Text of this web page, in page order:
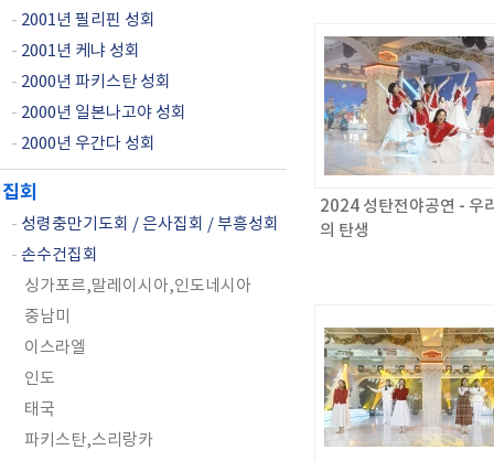
- 2001년 필리핀 성회
- 2001년 케냐 성회
- 2000년 파키스탄 성회
- 2000년 일본나고야 성회
- 2000년 우간다 성회
집회
- 성령충만기도회 / 은사집회 / 부흥성회
- 손수건집회
싱가포르,말레이시아,인도네시아
중남미
이스라엘
인도
태국
파키스탄,스리랑카
2024 성탄전야공연 - 우
의 탄생